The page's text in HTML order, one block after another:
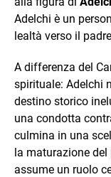
Adelchi è un
lealtà verso il
A differenza del
spirituale: Adelchi
destino storico
una condotta
culmina in una
la maturazione
assume un ruolo